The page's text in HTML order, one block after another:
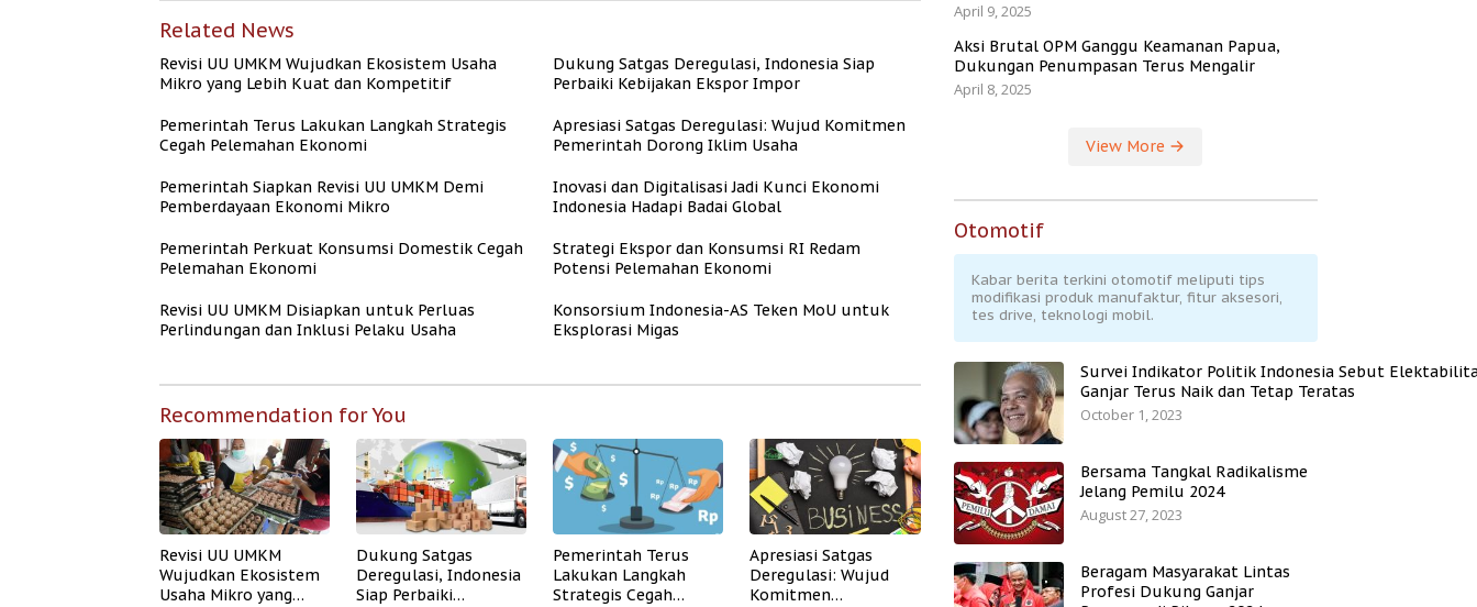
Related News
Revisi UU UMKM Wujudkan Ekosistem Usaha
Mikro yang Lebih Kuat dan Kompetitif
Dukung Satgas Deregulasi, Indonesia Siap
Perbaiki Kebijakan Ekspor Impor
Pemerintah Terus Lakukan Langkah Strategis
Cegah Pelemahan Ekonomi
Apresiasi Satgas Deregulasi: Wujud Komitmen
Pemerintah Dorong Iklim Usaha
Pemerintah Siapkan Revisi UU UMKM Demi
Pemberdayaan Ekonomi Mikro
Inovasi dan Digitalisasi Jadi Kunci Ekonomi
Indonesia Hadapi Badai Global
Pemerintah Perkuat Konsumsi Domestik Cegah
Pelemahan Ekonomi
Strategi Ekspor dan Konsumsi RI Redam
Potensi Pelemahan Ekonomi
Revisi UU UMKM Disiapkan untuk Perluas
Perlindungan dan Inklusi Pelaku Usaha
Konsorsium Indonesia-AS Teken MoU untuk
Eksplorasi Migas
Recommendation for You
Revisi UU UMKM
Wujudkan Ekosistem
Usaha Mikro yang
Dukung Satgas
Deregulasi, Indonesia
Siap Perbaiki
Pemerintah Terus
Lakukan Langkah
Strategis Cegah
Apresiasi Satgas
Deregulasi: Wujud
Komitmen
April 9, 2025
Aksi Brutal OPM Ganggu Keamanan Papua,
Dukungan Penumpasan Terus Mengalir
April 8, 2025
View More
Otomotif
Kabar berita terkini otomotif meliputi tips
modifikasi produk manufaktur, fitur aksesori,
tes drive, teknologi mobil.
Survei Indikator Politik Indonesia Sebut
Ganjar Terus Naik dan Tetap Teratas
October 1, 2023
Bersama Tangkal Radikalisme
Jelang Pemilu 2024
August 27, 2023
Beragam Masyarakat Lintas
Profesi Dukung Ganjar